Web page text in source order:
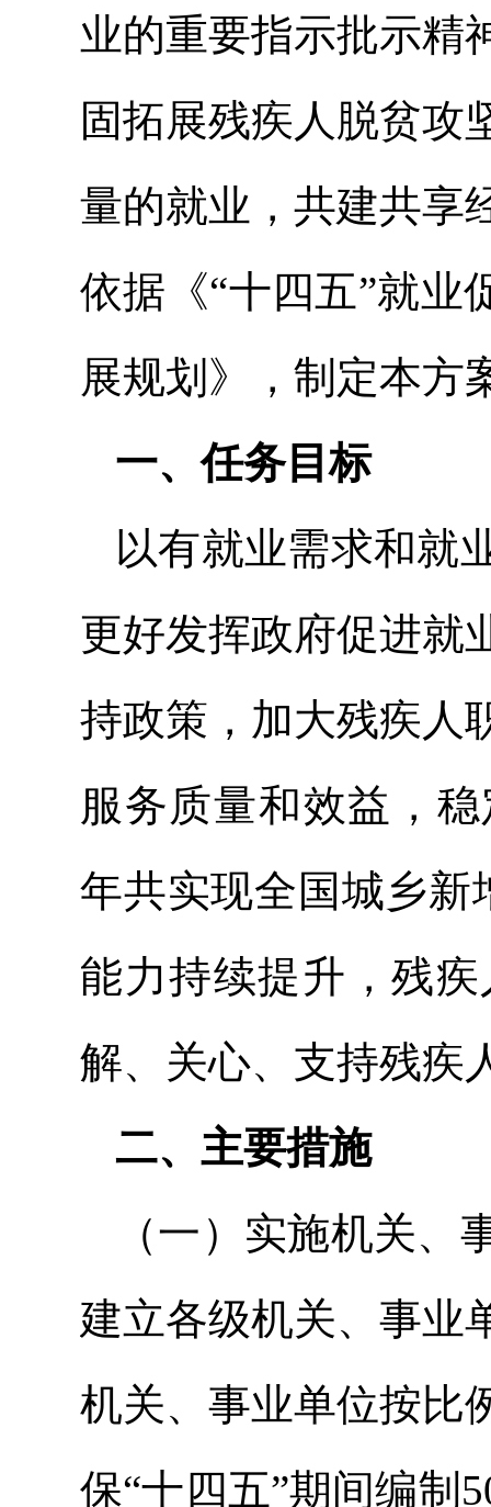
业的重要指示批示精
固拓展残疾人脱贫攻
量的就业，共建共享
依据《“十四五”就业
展规划》，制定本方
一、任务目标
以有就业需求和就
更好发挥政府促进就
持政策，加大残疾人
服务质量和效益，
年共实现全国城乡新
能力持续提升，残
解、关心、支持残疾
二、主要措施
（一）实施机关
建立各级机关、事业
机关、事业单位按比
保“十四五”期间编制